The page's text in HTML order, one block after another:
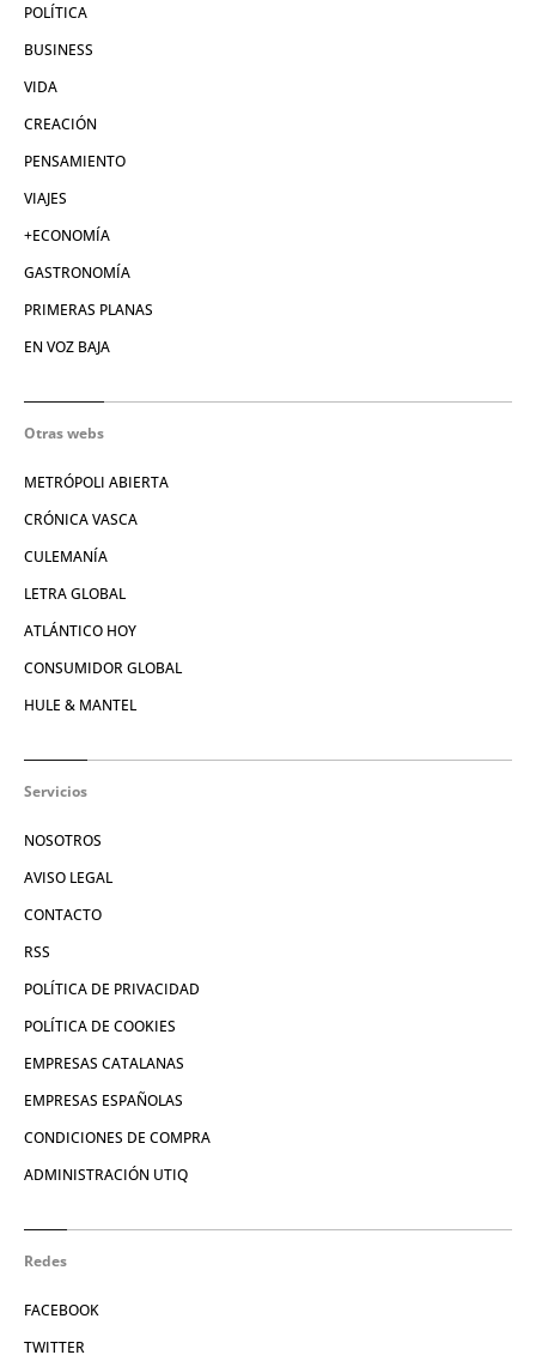
POLÍTICA
BUSINESS
VIDA
CREACIÓN
PENSAMIENTO
VIAJES
+ECONOMÍA
GASTRONOMÍA
PRIMERAS PLANAS
EN VOZ BAJA
Otras webs
METRÓPOLI ABIERTA
CRÓNICA VASCA
CULEMANÍA
LETRA GLOBAL
ATLÁNTICO HOY
CONSUMIDOR GLOBAL
HULE & MANTEL
Servicios
NOSOTROS
AVISO LEGAL
CONTACTO
RSS
POLÍTICA DE PRIVACIDAD
POLÍTICA DE COOKIES
EMPRESAS CATALANAS
EMPRESAS ESPAÑOLAS
CONDICIONES DE COMPRA
ADMINISTRACIÓN UTIQ
Redes
FACEBOOK
TWITTER